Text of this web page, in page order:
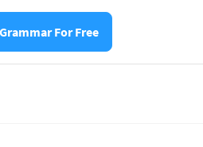
For Free